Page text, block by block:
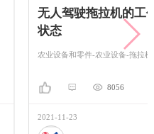
无人驾驶拖拉机的工作
农业设备和零件-农业设备-拖拉机
8056
2021-11-23